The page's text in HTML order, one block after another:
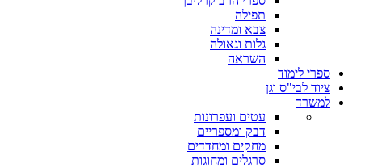
תפילה
צבא ומדינה
גלות וגאולה
השראה
ספרי לימוד
ציוד לבי"ס וגן
למשרד
עטים ועפרונות
דבק ומספריים
מחקים ומחדדים
סרגלים ומחוגות